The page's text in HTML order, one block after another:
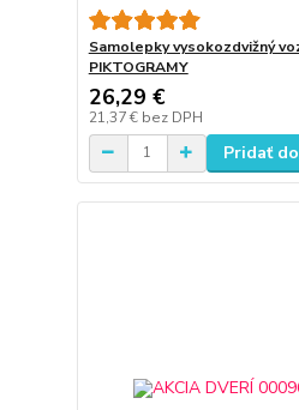
Samolepky vysokozdvižný
PIKTOGRAMY
26,29 €
21,37 € bez DPH
Pridať